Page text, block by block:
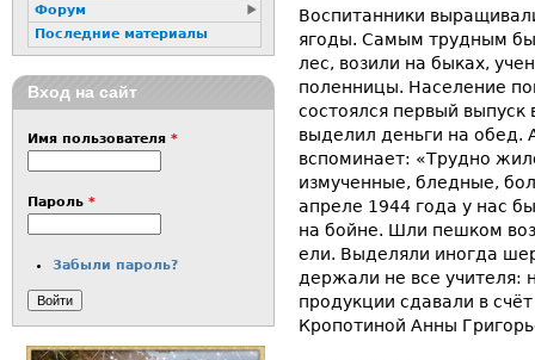
Воспитанники
ягоды. Самым трудным
лес, возили на быках,
поленницы. Население
состоялся первый
выделил деньги на обед.
вспоминает: «Трудно
измученные, бледные,
апреле 1944 года у нас
на бойне. Шли пешком
ели. Выделяли иногда
держали не все учителя:
продукции сдавали в
Кропотиной Анны
Форум
Последние материалы
Вход на сайт
Имя пользователя *
Пароль *
Забыли пароль?